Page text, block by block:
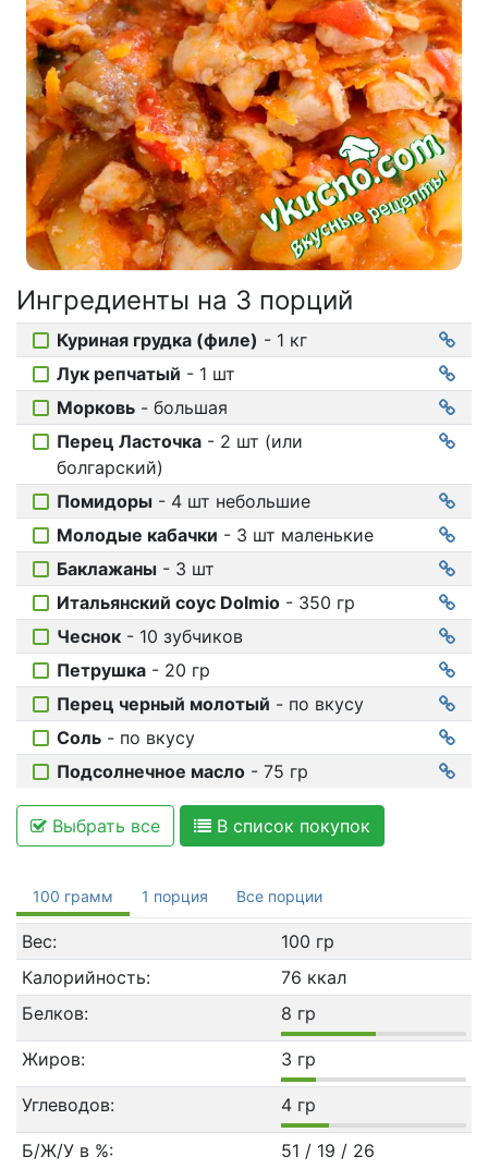
Соусы
На ужин
Мультиварка
Мясорубка
Холодильник
Ингредиенты на 3 порций
Куриная грудка (филе) - 1 кг
Лук репчатый - 1 шт
Морковь - большая
Перец Ласточка - 2 шт (или
болгарский)
Помидоры - 4 шт небольшие
Молодые кабачки - 3 шт маленькие
Баклажаны - 3 шт
Итальянский соус Dolmio - 350 гр
Чеснок - 10 зубчиков
Петрушка - 20 гр
Перец черный молотый - по вкусу
Соль - по вкусу
Подсолнечное масло - 75 гр
Выбрать все В список покупок
100 грамм 1 порция Все порции
Вес:
100 гр
Калорийность:
76 ккал
Белков:
8 гр
Жиров: 3 гр
Углеводов: 4 гр
Б/Ж/У в %: 51 / 19 / 26